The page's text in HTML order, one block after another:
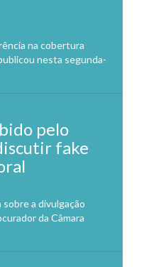
na cobertura
nesta segunda-
pelo
fake
a divulgação
da Câmara